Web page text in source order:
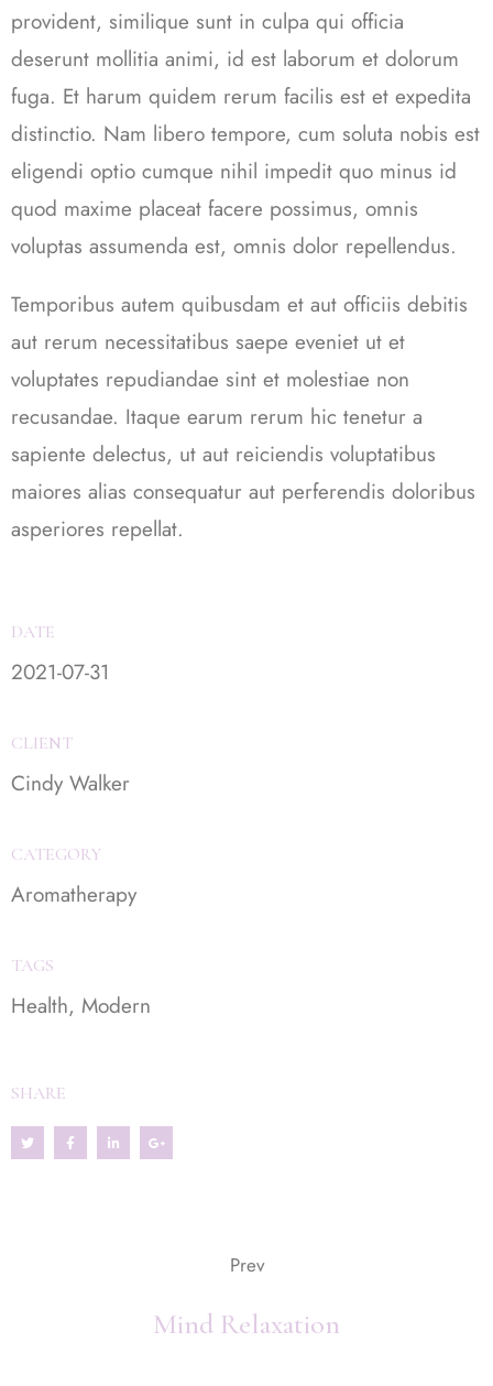
provident, similique sunt in culpa qui officia
deserunt mollitia animi, id est laborum et dolorum
fuga. Et harum quidem rerum facilis est et expedita
distinctio. Nam libero tempore, cum soluta nobis est
eligendi optio cumque nihil impedit quo minus id
quod maxime placeat facere possimus, omnis
voluptas assumenda est, omnis dolor repellendus.
Temporibus autem quibusdam et aut officiis debitis
aut rerum necessitatibus saepe eveniet ut et
voluptates repudiandae sint et molestiae non
recusandae. Itaque earum rerum hic tenetur a
sapiente delectus, ut aut reiciendis voluptatibus
maiores alias consequatur aut perferendis doloribus
asperiores repellat.
DATE
2021-07-31
CLIENT
Cindy Walker
CATEGORY
Aromatherapy
TAGS
Health, Modern
SHARE
Prev
Mind Relaxation